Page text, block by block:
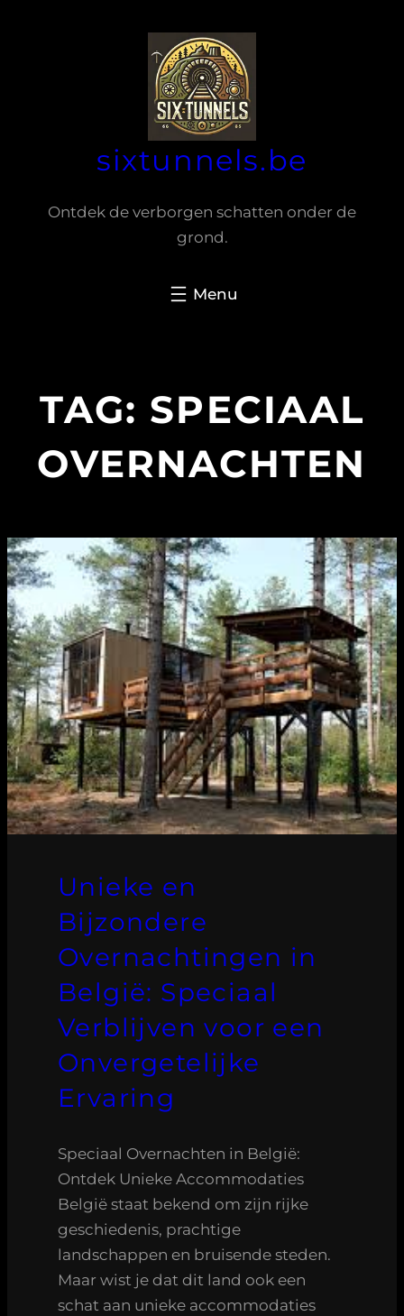
sixtunnels.be
Ontdek de verborgen schatten onder de
grond.
TAG: SPECIAAL
OVERNACHTEN
Unieke en
Bijzondere
Overnachtingen in
België: Speciaal
Verblijven voor een
Onvergetelijke
Ervaring
Speciaal Overnachten in België:
Ontdek Unieke Accommodaties
België staat bekend om zijn rijke
geschiedenis, prachtige
landschappen en bruisende steden.
Maar wist je dat dit land ook een
schat aan unieke accommodaties